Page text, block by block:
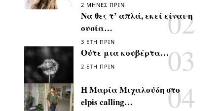
2 ΜΉΝΕΣ ΠΡΙΝ
Να θες τ’ απλά, εκεί είναι η
ουσία…
3 ΈΤΗ ΠΡΙΝ
Ούτε μια κουβέρτα…
2 ΈΤΗ ΠΡΙΝ
Η Μαρία Μιχαλούδη στο
elpis calling…